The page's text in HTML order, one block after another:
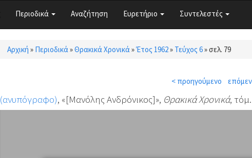
Περιοδικά Αναζήτηση Ευρετήριο Συντελεστές
Είστε εδώ
Αρχική » Περιοδικά»Θρακικά Χρονικά»Έτος 1962» Τεύχος 6»σελ. 79
< προηγούμενο
(ανυπόγραφο), «[Μανόλης Ανδρόνικος]», Θρακικά Χρονικά,